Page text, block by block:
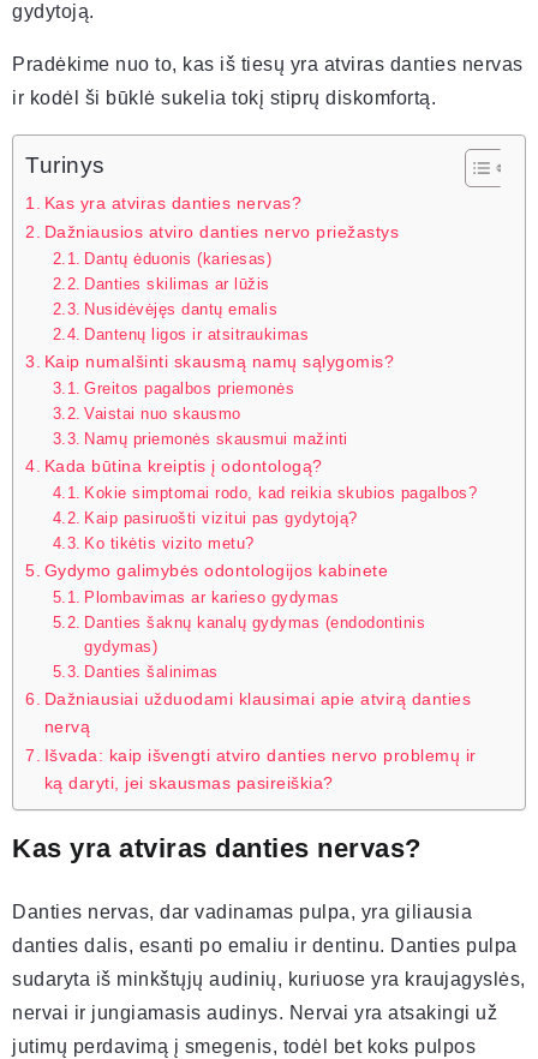
gydytoją.
Pradėkime nuo to, kas iš tiesų yra atviras danties nervas
ir kodėl ši būklė sukelia tokį stiprų diskomfortą.
Turinys
Kas yra atviras danties nervas?
Dažniausios atviro danties nervo priežastys
Dantų ėduonis (kariesas)
Danties skilimas ar lūžis
Nusidėvėjęs dantų emalis
Dantenų ligos ir atsitraukimas
Kaip numalšinti skausmą namų sąlygomis?
Greitos pagalbos priemonės
Vaistai nuo skausmo
Namų priemonės skausmui mažinti
Kada būtina kreiptis į odontologą?
Kokie simptomai rodo, kad reikia skubios pagalbos?
Kaip pasiruošti vizitui pas gydytoją?
Ko tikėtis vizito metu?
Gydymo galimybės odontologijos kabinete
Plombavimas ar karieso gydymas
Danties šaknų kanalų gydymas (endodontinis
gydymas)
Danties šalinimas
Dažniausiai užduodami klausimai apie atvirą danties
nervą
Išvada: kaip išvengti atviro danties nervo problemų ir
ką daryti, jei skausmas pasireiškia?
Kas yra atviras danties nervas?
Danties nervas, dar vadinamas pulpa, yra giliausia
danties dalis, esanti po emaliu ir dentinu. Danties pulpa
sudaryta iš minkštųjų audinių, kuriuose yra kraujagyslės,
nervai ir jungiamasis audinys. Nervai yra atsakingi už
jutimų perdavimą į smegenis, todėl bet koks pulpos